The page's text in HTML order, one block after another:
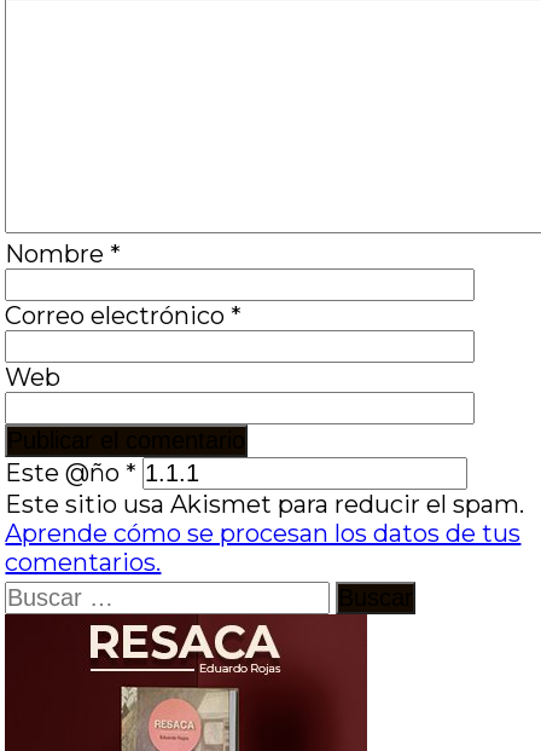
Nombre *
Correo electrónico *
Web
Este @ño *
Este sitio usa Akismet para reducir el spam.
Aprende cómo se procesan los datos de tus
comentarios.
Buscar: